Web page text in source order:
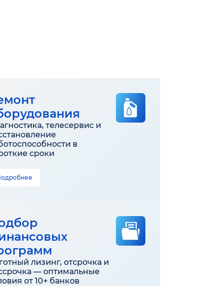
телесервис и
в
сроки
лизинг, отсрочка и
— оптимальные
от 10+ банков